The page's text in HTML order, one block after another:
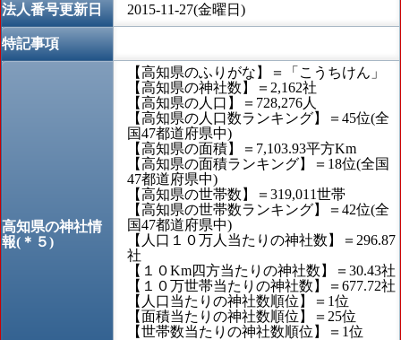
法人番号更新日 2015-11-27(金曜日)
特記事項
高知県の神社情
報(＊５)
【高知県のふりがな】＝「こうちけん」
【高知県の神社数】＝2,162社
【高知県の人口】＝728,276人
【高知県の人口数ランキング】＝45位(全
国47都道府県中)
【高知県の面積】＝7,103.93平方Km
【高知県の面積ランキング】＝18位(全国
47都道府県中)
【高知県の世帯数】＝319,011世帯
【高知県の世帯数ランキング】＝42位(全
国47都道府県中)
【人口１０万人当たりの神社数】＝296.87
社
【１０Km四方当たりの神社数】＝30.43社
【１０万世帯当たりの神社数】＝677.72社
【人口当たりの神社数順位】＝1位
【面積当たりの神社数順位】＝25位
【世帯数当たりの神社数順位】＝1位